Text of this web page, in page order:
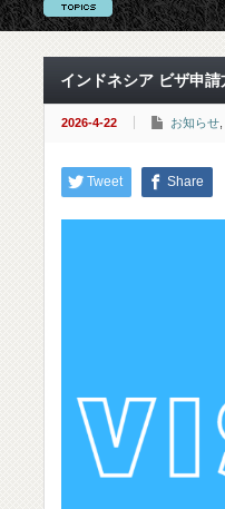
インドネシア ビザ申
2026-4-22 お知らせ
Tweet Share